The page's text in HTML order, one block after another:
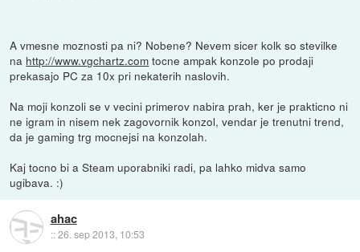
A vmesne moznosti pa ni? Nobene? Nevem sicer kolk so stevilke
na http://www.vgchartz.com tocne ampak konzole po prodaji
prekasajo PC za 10x pri nekaterih naslovih.
Na moji konzoli se v vecini primerov nabira prah, ker je prakticno ni
ne igram in nisem nek zagovornik konzol, vendar je trenutni trend,
da je gaming trg mocnejsi na konzolah.
Kaj tocno bi a Steam uporabniki radi, pa lahko midva samo
ugibava. :)
ahac
::26. sep 2013, 10:53